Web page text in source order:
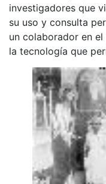
investigadores que
su uso y consulta
un colaborador en
la tecnología que